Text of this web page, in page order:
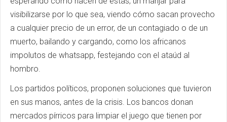
visibilizarse por lo que sea, viendo cómo sacan provecho
a cualquier precio de un error, de un contagiado o de un
muerto, bailando y cargando, como los africanos
impolutos de whatsapp, festejando con el ataúd al
hombro.
Los partidos políticos, proponen soluciones que tuvieron
en sus manos, antes de la crisis. Los bancos donan
mercados pírricos para limpiar el juego que tienen por